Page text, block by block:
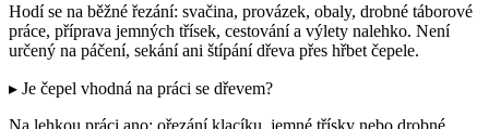
Hodí se na běžné řezání: svačina, provázek, obaly, drobné táborové
práce, příprava jemných třísek, cestování a výlety nalehko. Není
určený na páčení, sekání ani štípání dřeva přes hřbet čepele.
▸ Je čepel vhodná na práci se dřevem?